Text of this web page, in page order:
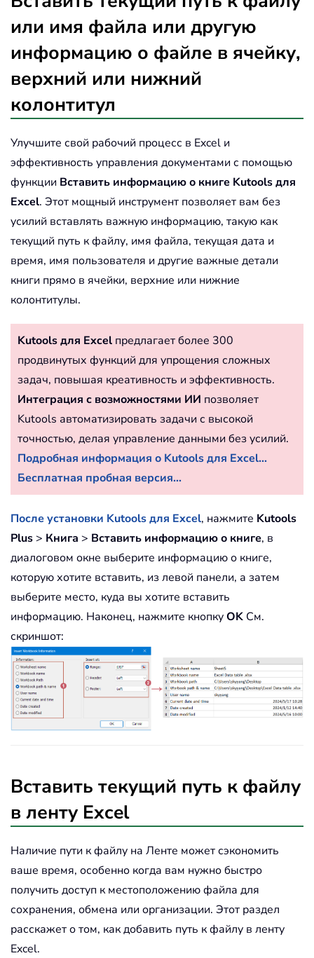
или имя файла или другую
информацию о файле в ячейку,
верхний или нижний
колонтитул
Улучшите свой рабочий процесс в Excel и
эффективность управления документами с помощью
функции Вставить информацию о книге Kutools для
Excel. Этот мощный инструмент позволяет вам без
усилий вставлять важную информацию, такую как
текущий путь к файлу, имя файла, текущая дата и
время, имя пользователя и другие важные детали
книги прямо в ячейки, верхние или нижние
колонтитулы.
Kutools для Excel предлагает более 300
продвинутых функций для упрощения сложных
задач, повышая креативность и эффективность.
Интеграция с возможностями ИИ позволяет
Kutools автоматизировать задачи с высокой
точностью, делая управление данными без усилий.
Подробная информация о Kutools для Excel...
Бесплатная пробная версия...
После установки Kutools для Excel, нажмите Kutools
Plus > Книга > Вставить информацию о книге, в
диалоговом окне выберите информацию о книге,
которую хотите вставить, из левой панели, а затем
выберите место, куда вы хотите вставить
информацию. Наконец, нажмите кнопкуOK См.
скриншот:
Вставить текущий путь к файлу
в ленту Excel
Наличие пути к файлу на Ленте может сэкономить
ваше время, особенно когда вам нужно быстро
получить доступ к местоположению файла для
сохранения, обмена или организации. Этот раздел
расскажет о том, как добавить путь к файлу в ленту
Excel.